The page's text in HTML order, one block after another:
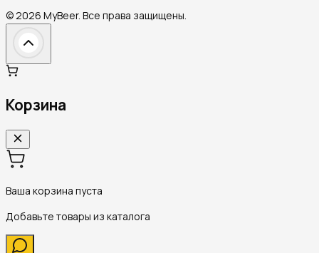
©2026 MyBeer. Все права защищены.
Корзина
Ваша корзина пуста
Добавьте товары из каталога